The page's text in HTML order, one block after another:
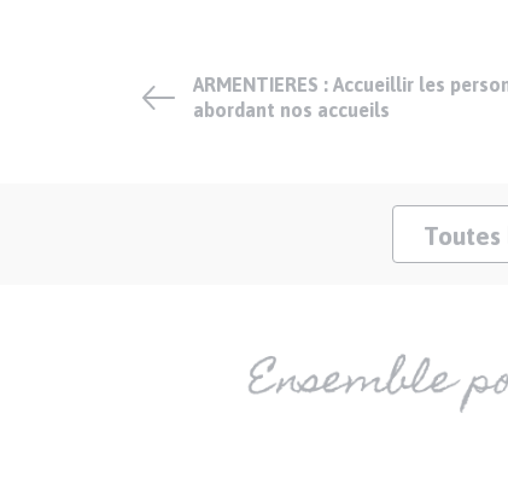
ARMENTIERES : Accueillir les
abordant nos accueils